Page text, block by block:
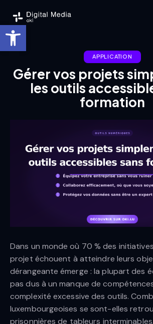
Ouvrir la barre d’outils
APPLICATION
Gérer vos projets
les outils
formation
Dans un monde où 70 % des
projet échouent à atteindre leurs
dérangeante émerge : la plupart des
pas dus à un manque de
complexité excessive des outils.
luxembourgeoises se sont-elles
prisonnières de tableurs